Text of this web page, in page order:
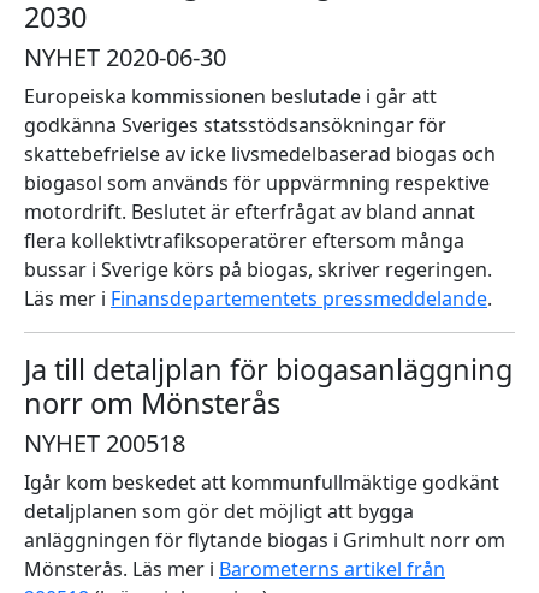
2030
NYHET 2020-06-30
Europeiska kommissionen beslutade i går att
godkänna Sveriges statsstödsansökningar för
skattebefrielse av icke livsmedelbaserad biogas och
biogasol som används för uppvärmning respektive
motordrift. Beslutet är efterfrågat av bland annat
flera kollektivtrafiksoperatörer eftersom många
bussar i Sverige körs på biogas, skriver regeringen.
Läs mer i Finansdepartementets pressmeddelande.
Ja till detaljplan för biogasanläggning
norr om Mönsterås
NYHET 200518
Igår kom beskedet att kommunfullmäktige godkänt
detaljplanen som gör det möjligt att bygga
anläggningen för flytande biogas i Grimhult norr om
Mönsterås. Läs mer i Barometerns artikel från